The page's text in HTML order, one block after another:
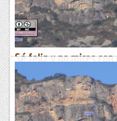
Lo gall
Sé feliz y no mires con
Coll de Porta, Mont-Roig
Tremenda variant de sortida de
Montse, Ioli i Emili. Aprofita una
per protegir com pugueu i et